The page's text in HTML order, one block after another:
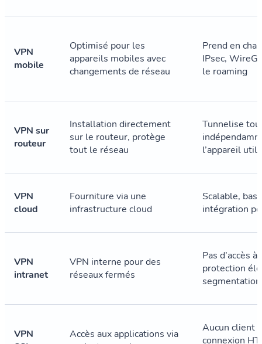
Login
VPN
mobile
Optimisé pour les
appareils mobiles avec
changements de réseau
Prend en
IPsec,
le roaming
VPN sur
routeur
Installation directement
sur le routeur, protège
tout le réseau
Tunnelise
l’appareil
VPN
cloud
Fourniture via une
infrastructure cloud
Scalable,
intégration
VPN
intranet
VPN interne pour des
réseaux fermés
Pas d’accès
protection
VPN
Accès aux applications via
Aucun client
connexion